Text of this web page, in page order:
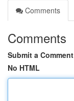
Comments
Comments
Submit a Comment
No HTML